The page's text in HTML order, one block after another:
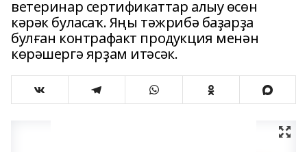
ветеринар сертификаттар алыу өсөн
кәрәк буласаҡ. Яңы тәжрибә баҙарҙа
булған контрафакт продукция менән
көрәшергә ярҙам итәсәк.